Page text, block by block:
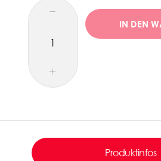
IN DEN
Produktinfos